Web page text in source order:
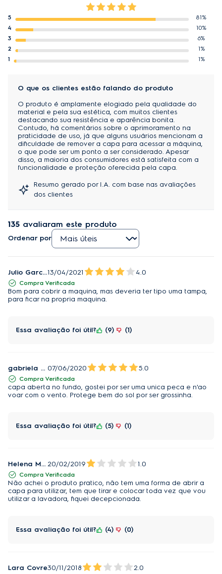
5
81%
4
10%
3
6%
2
1%
1
1%
O que os clientes estão falando do produto
O produto é amplamente elogiado pela qualidade do
material e pela sua estética, com muitos clientes
destacando sua resistência e aparência bonita.
Contudo, há comentários sobre o aprimoramento na
praticidade de uso, já que alguns usuários mencionam a
dificuldade de remover a capa para acessar a máquina,
o que pode ser um ponto a ser considerado. Apesar
disso, a maioria dos consumidores está satisfeita com a
funcionalidade e proteção oferecida pela capa.
Resumo gerado por I.A. com base nas avaliações
dos clientes
135 avaliaram este produto
Ordenar por
Julio Garcia navarro13/04/2021 4.0
Compra Verificada
Bom para cobrir a maquina, mas deveria ter tipo uma tampa,
para ficar na propria maquina.
Essa avaliação foi útil? 9 1
gabriela gil 07/06/2020 5.0
Compra Verificada
capa aberta no fundo, gostei por ser uma unica peca e n'ao
voar com o vento. Protege bem do sol por ser grossinha.
Essa avaliação foi útil? 5 1
Helena Maria aparecida goes 20/02/2019 1.0
Compra Verificada
Não achei o produto pratico, não tem uma forma de abrir a
capa para utilizar, tem que tirar e colocar toda vez que vou
utilizar a lavadora, fiquei decepcionada.
Essa avaliação foi útil? 4 0
Lara Covre30/11/2018 2.0